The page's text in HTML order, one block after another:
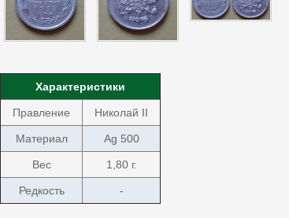
Характеристики
Правление Николай II
Материал Ag 500
Вес 1,80 г.
Редкость -